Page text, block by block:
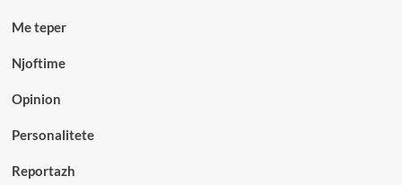
Me teper
Njoftime
Opinion
Personalitete
Reportazh